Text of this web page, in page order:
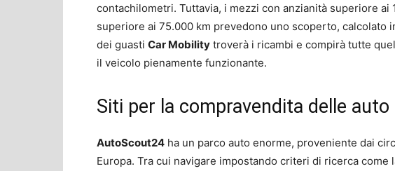
contachilometri. Tuttavia, i mezzi con anzianità superiore ai
superiore ai 75.000 km prevedono uno scoperto, calcolato
dei guasti Car Mobility troverà i ricambi e compirà tutte
il veicolo pienamente funzionante.
Siti per la compravendita delle auto
AutoScout24 ha un parco auto enorme, proveniente dai
Europa. Tra cui navigare impostando criteri di ricerca